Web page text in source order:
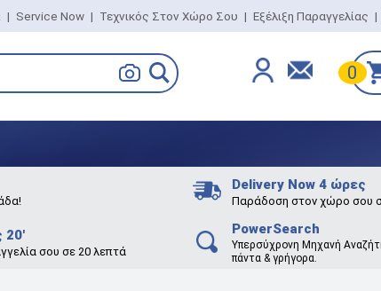
| Service Now | Τεχνικός Στον Χώρο Σου | Εξέλιξη Παραγγελίας |
0
Delivery Now 4 ώρες
Παράδοση στον χώρο σου
20'
σου σε 20 λεπτά
PowerSearch
Υπερσύχρονη Μηχανή
πάντα & γρήγορα.